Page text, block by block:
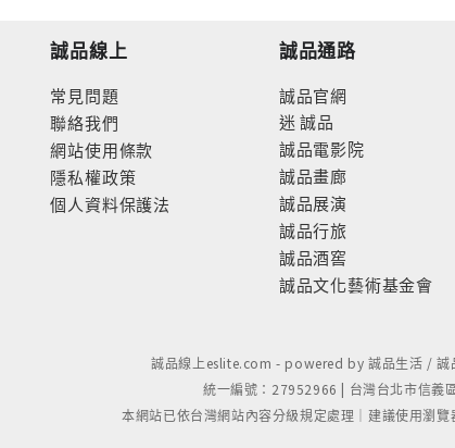
誠品線上
常見問題
聯絡我們
網站使用條款
隱私權政策
個人資料保護法
誠品通路
誠品官網
迷 誠品
誠品電影院
誠品畫廊
誠品展演
誠品行旅
誠品酒窖
誠品文化藝術基金會
誠品線上eslite.com - powered by 誠品生活 /
統一編號：27952966 | 台灣台北市信
本網站已依台灣網站內容分級規定處理｜建議使用